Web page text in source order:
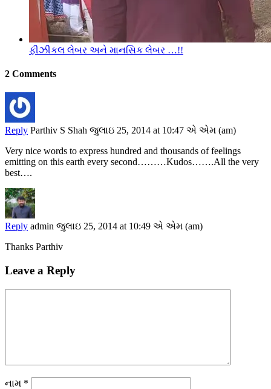
ફીઝીકલ લેબર અને માનસિક લેબર …!!
2 Comments
Reply Parthiv S Shah જુલાઇ 25, 2014 at 10:47 એ એમ (am)
Very nice words to express hundred and thousands of feelings
emitting on this earth every second………Kudos…….All the very
best….
Reply admin જુલાઇ 25, 2014 at 10:49 એ એમ (am)
Thanks Parthiv
Leave a Reply
નામ *